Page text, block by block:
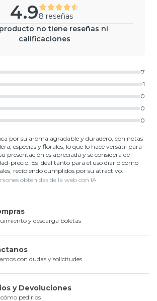
4.98 reseñas
no tiene reseñas ni
calificaciones
7
1
0
0
0
por su aroma agradable y duradero, con notas
especias y florales, lo que lo hace versátil para
presentación es apreciada y se considera de
precio. Es ideal tanto para el uso diario como
recibiendo cumplidos por su atractivo.
obtenidas de la web con IA
y descarga boletas
con dudas y solicitudes
y Devoluciones
pedirlos